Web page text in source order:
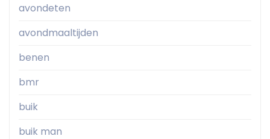
avondeten
avondmaaltijden
benen
bmr
buik
buik man